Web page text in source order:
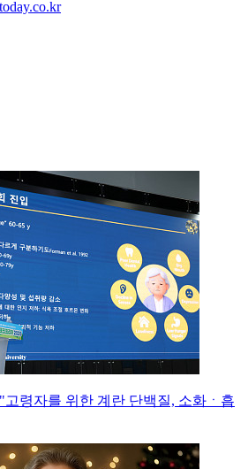
고령자를 위한 계란 단백질, 소화ㆍ흡